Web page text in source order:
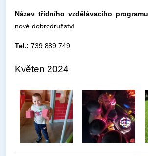
Název třídního vzdělávacího programu
nové dobrodružství
Tel.: 739 889 749
Květen 2024